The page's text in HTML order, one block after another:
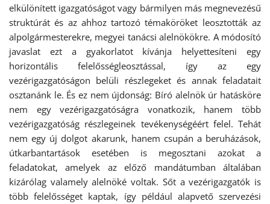
elkülönített igazgatóságot vagy bármilyen más megnevezésű
struktúrát és az ahhoz tartozó témaköröket leosztották az
alpolgármesterekre, megyei tanácsi alelnökökre. A módosító
javaslat ezt a gyakorlatot kívánja helyettesíteni egy
horizontális felelősségleosztással, így az egy
vezérigazgatóságon belüli részlegeket és annak feladatait
osztanánk le. És ez nem újdonság: Bíró alelnök úr hatásköre
nem egy vezérigazgatóságra vonatkozik, hanem több
vezérigazgatóság részlegeinek tevékenységéért felel. Tehát
nem egy új dolgot akarunk, hanem csupán a beruházások,
útkarbantartások esetében is megosztani azokat a
feladatokat, amelyek az előző mandátumban általában
kizárólag valamely alelnöké voltak. Sőt a vezérigazgatók is
több felelősséget kaptak, így például alapvető szervezési